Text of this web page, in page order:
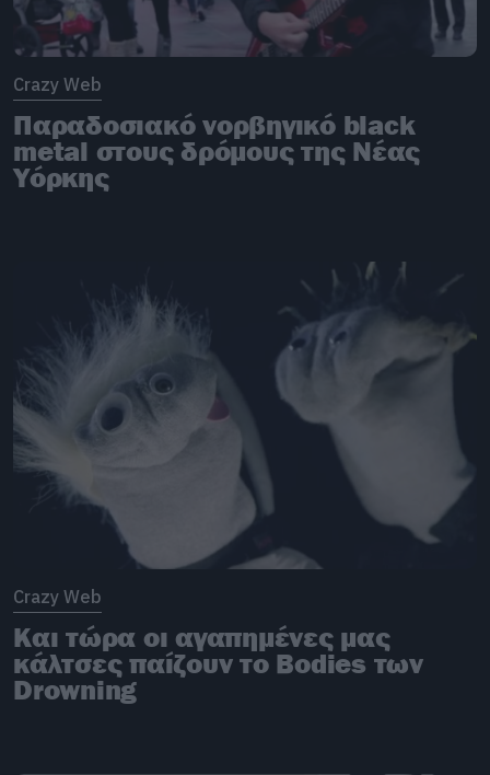
Crazy Web
Παραδοσιακό νορβηγικό black
metal στους δρόμους της Νέας
Υόρκης
Crazy Web
Και τώρα οι αγαπημένες μας
κάλτσες παίζουν το Bodies των
Drowning